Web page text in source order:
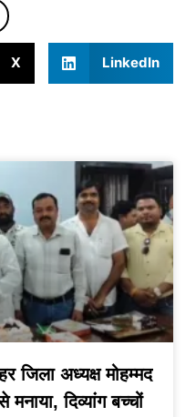
X LinkedIn
जिला अध्यक्ष मोहम्मद
दिव्यांग बच्चों